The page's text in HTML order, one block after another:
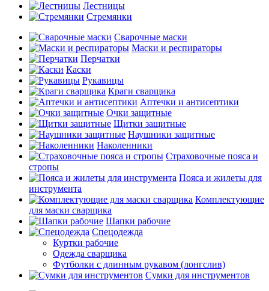
Лестницы
Стремянки
Сварочные маски
Маски и респираторы
Перчатки
Каски
Рукавицы
Краги сварщика
Аптечки и антисептики
Очки защитные
Щитки защитные
Наушники защитные
Наколенники
Страховочные пояса и
стропы
Пояса и жилеты для
инструмента
Комплектующие
для маски сварщика
Шапки рабочие
Спецодежда
Куртки рабочие
Одежда сварщика
Футболки с длинным рукавом (лонгслив)
Сумки для инструментов